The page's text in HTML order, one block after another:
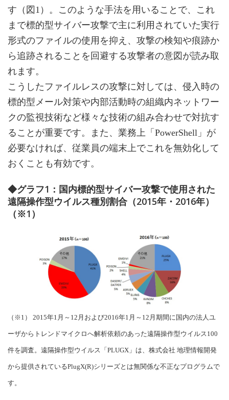
す（図1）。このような手法を用いることで、これ
まで標的型サイバー攻撃で主に利用されていた実行
形式のファイルの使用を抑え、攻撃の検知や痕跡か
ら追跡されることを回避する攻撃者の意図が読み取
れます。
こうしたファイルレスの攻撃に対しては、侵入時の
標的型メール対策や内部活動時の組織内ネットワー
クの監視技術など様々な技術の組み合わせで対抗す
ることが重要です。また、業務上「PowerShell」が
必要なければ、従業員の端末上でこれを無効化して
おくことも有効です。
◆グラフ1：国内標的型サイバー攻撃で使用された
遠隔操作型ウイルス種別割合（2015年・2016年）
（※1）
（※1） 2015年1月～12月および2016年1月～12月期間に国内の法人ユ
ーザからトレンドマイクロへ解析依頼のあった遠隔操作型ウイルス100
件を調査。遠隔操作型ウイルス「PLUGX」は、株式会社 地理情報開発
から提供されているPlugX(R)シリーズとは無関係な不正なプログラムで
す。